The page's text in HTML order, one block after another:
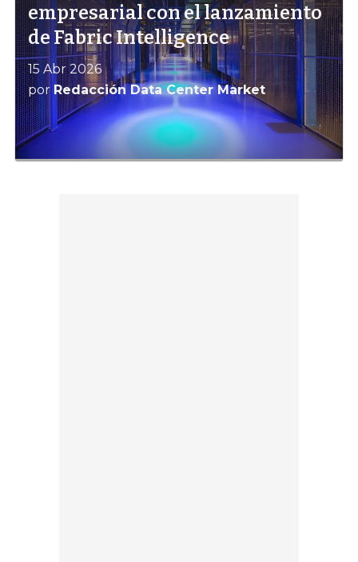
empresarial con el lanzamiento
de Fabric Intelligence
15 Abr 2026
por Redacción Data Center Market